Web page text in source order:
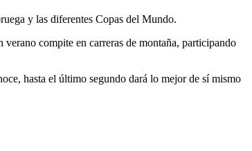
y las diferentes Copas del Mundo.
compite en carreras de montaña, participando
hasta el último segundo dará lo mejor de sí mismo